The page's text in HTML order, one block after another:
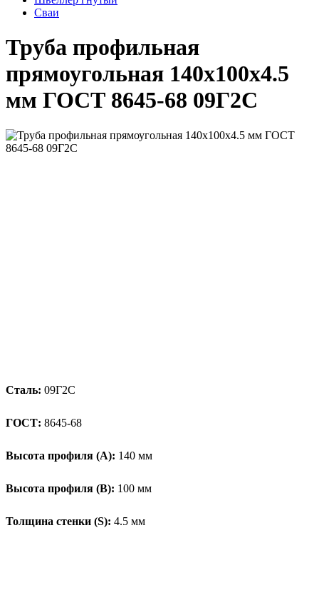
Сваи
Труба профильная
прямоугольная 140x100x4.5
мм ГОСТ 8645-68 09Г2С
Сталь: 09Г2С
ГОСТ: 8645-68
Высота профиля (А): 140 мм
Высота профиля (B): 100 мм
Толщина стенки (S): 4.5 мм